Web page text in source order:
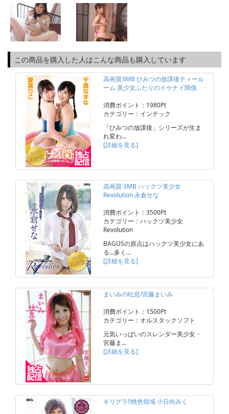
この商品を購入した人はこんな商品も購入しています
高画質3MB ひみつの放課後ティール
ーム 美少女ふたりのイケナイ関係
消費ポイント：1980Pt
カテゴリー：インテック
「ひみつの放課後」シリーズが生ま
れ変わ…
[詳細を見る]
高画質 3MB ハックツ美少女
Revolution 永倉せな
消費ポイント：3500Pt
カテゴリー：ハックツ美少女
Revolution
BAGUSの原点はハックツ美少女にあ
る…多く…
[詳細を見る]
まいみの吐息/宮藤まいみ
消費ポイント：1500Pt
カテゴリー：オルスタックソフト
元気いっぱいのスレンダー美少女・
宮藤ま…
[詳細を見る]
ギリグラ!!桃色領域 小日向みく